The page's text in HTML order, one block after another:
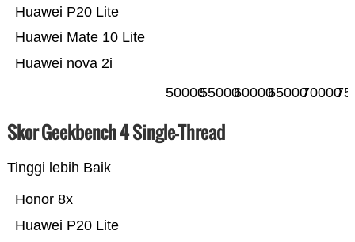
Huawei nova 2i
Huawei Mate 10 Lite
Huawei P20 Lite
5000055000600006500070000
Skor Geekbench 4 Single-Thread
Tinggi lebih Baik
Huawei P20 Lite
Honor 8x